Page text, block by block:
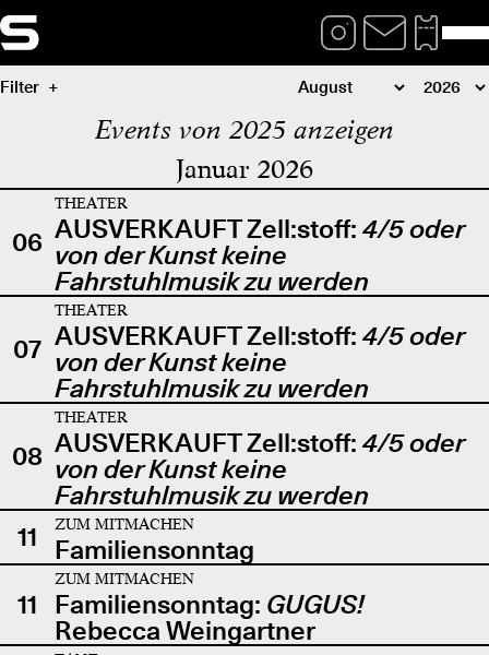
Filter
Events von 2025 anzeigen
Januar 2026
06
THEATER
AUSVERKAUFT Zell:stoff: 4/5 oder
von der Kunst keine
Fahrstuhlmusik zu werden
07
THEATER
AUSVERKAUFT Zell:stoff: 4/5 oder
von der Kunst keine
Fahrstuhlmusik zu werden
08
THEATER
AUSVERKAUFT Zell:stoff: 4/5 oder
von der Kunst keine
Fahrstuhlmusik zu werden
11
ZUM MITMACHEN
Familiensonntag
11
ZUM MITMACHEN
Familiensonntag: GUGUS!
Rebecca Weingartner